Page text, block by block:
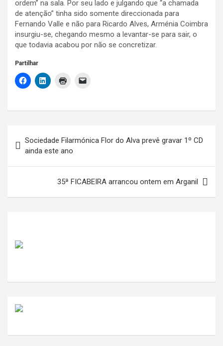
ordem” na sala. Por seu lado e julgando que “a chamada
de atenção” tinha sido somente direccionada para
Fernando Valle e não para Ricardo Alves, Arménia Coimbra
insurgiu-se, chegando mesmo a levantar-se para sair, o
que todavia acabou por não se concretizar.
Partilhar
de
artigos
Sociedade Filarmónica Flor do Alva prevê gravar 1º CD
ainda este ano
35ª FICABEIRA arrancou ontem em Arganil